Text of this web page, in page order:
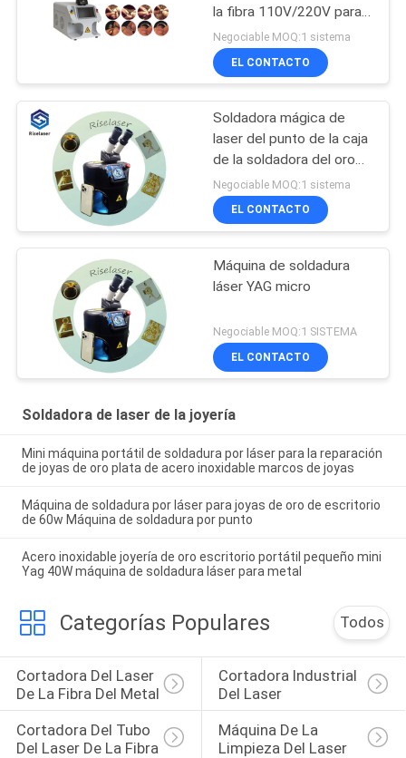
la fibra 110V/220V para
la reparación de la joyería
Negociable MOQ:1 sistema
EL CONTACTO
Soldadora mágica de
laser del punto de la caja
de la soldadora del oro
de Protable
Negociable MOQ:1 sistema
EL CONTACTO
Máquina de soldadura
láser YAG micro
Negociable MOQ:1 SISTEMA
EL CONTACTO
Soldadora de laser de la joyería
Mini máquina portátil de soldadura por láser para la reparación
de joyas de oro plata de acero inoxidable marcos de joyas
Máquina de soldadura por láser para joyas de oro de escritorio
de 60w Máquina de soldadura por punto
Acero inoxidable joyería de oro escritorio portátil pequeño mini
Yag 40W máquina de soldadura láser para metal
Categorías Populares Todos
Cortadora Del Laser
De La Fibra Del Metal
Cortadora Industrial
Del Laser
Cortadora Del Tubo
Del Laser De La Fibra
Máquina De La
Limpieza Del Laser